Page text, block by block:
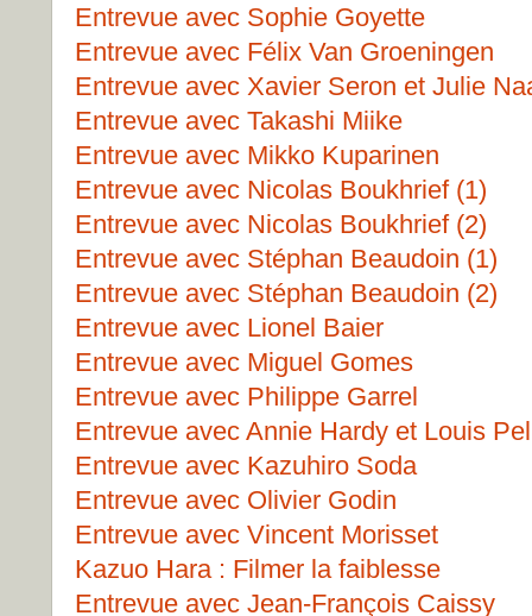
Entrevue avec Sophie Goyette
Entrevue avec Félix Van Groeningen
Entrevue avec Xavier Seron et Julie
Entrevue avec Takashi Miike
Entrevue avec Mikko Kuparinen
Entrevue avec Nicolas Boukhrief (1)
Entrevue avec Nicolas Boukhrief (2)
Entrevue avec Stéphan Beaudoin (1)
Entrevue avec Stéphan Beaudoin (2)
Entrevue avec Lionel Baier
Entrevue avec Miguel Gomes
Entrevue avec Philippe Garrel
Entrevue avec Annie Hardy et Louis
Entrevue avec Kazuhiro Soda
Entrevue avec Olivier Godin
Entrevue avec Vincent Morisset
Kazuo Hara : Filmer la faiblesse
Entrevue avec Jean-François Caissy